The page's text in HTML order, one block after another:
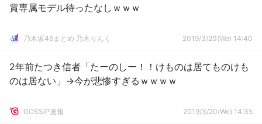
賞専属モデル待ったなしｗｗｗ
乃木坂46まとめ 乃木りんく 2019/3/20(We) 14:40
2年前たつき信者「たーのしー！！けものは居てものけも
のは居ない」→今が悲惨すぎるｗｗｗｗ
GOSSIP速報 2019/3/20(We) 14:35